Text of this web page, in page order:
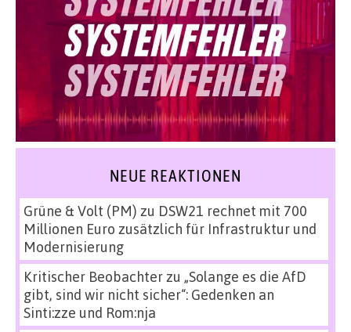
NEUE REAKTIONEN
Grüne & Volt (PM) zu DSW21 rechnet mit 700
Millionen Euro zusätzlich für Infrastruktur und
Modernisierung
Kritischer Beobachterzu „Solange es die AfD
gibt, sind wir nicht sicher“: Gedenken an
Sinti:zze und Rom:nja